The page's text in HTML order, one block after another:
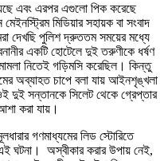
এবং এরপর এগুলো পিক করেছে
মিডিয়ার সহায়ক বা সংবাদ
দেখছি পুলিশ দ্রুততম সময়ের মধ্যে
একটি হোটেলে দুই তরুণীকে ধর্ষণ
নিতেই গড়িমসি করেছিল। কিন্তু
অব্যাহত চাপে বলা যায় আইনশৃঙ্খলা
ওই দুই সন্তানকে সিলেট থেকে গ্রেপ্তার
করা যায়।
গণমাধ্যমের লিড স্টোরিতে
ঘটনা। অস্বীকার করার উপায় নেই,